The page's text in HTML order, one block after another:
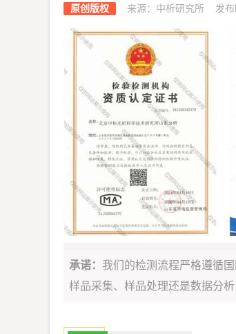
原创版权 来源：中析研究所 发布
承诺： 我们的检测流程严格遵循
样品采集、样品处理还是数据分